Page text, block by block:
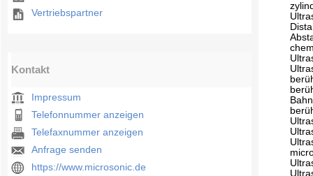
Vertriebspartner
Kontakt
Impressum
Telefonnummer anzeigen
Telefaxnummer anzeigen
Anfrage senden
https://www.microsonic.de